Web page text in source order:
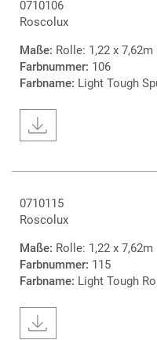
0710106
Roscolux
Maße: Rolle: 1,22 x 7,62m
Farbnummer: 106
Farbname: Light Tough
0710115
Roscolux
Maße: Rolle: 1,22 x 7,62m
Farbnummer: 115
Farbname: Light Tough